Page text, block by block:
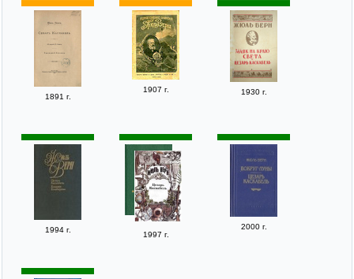
1891 г.
1907 г. 1930 г.
1994 г.
1997 г.
2000 г.